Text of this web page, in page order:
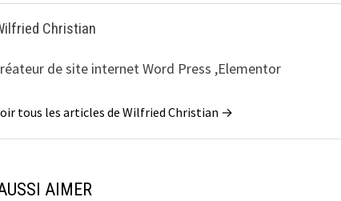
Christian
de site internet Word Press ,Elementor
tous les articles de Wilfried Christian →
AIMER